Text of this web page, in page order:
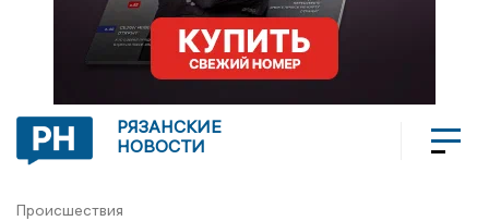
РЯЗАНСКИЕ
НОВОСТИ
Происшествия